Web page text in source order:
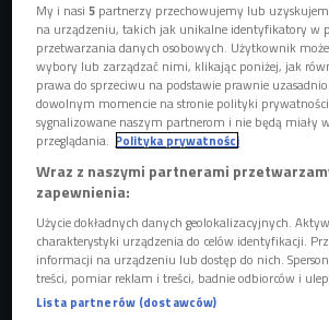
Jerzy Ochnio i Kamil Jasieński Foto: Piotr
- To już 6 lat zabawy, która zamieniła się
hobby. To były najpierw przedwojenne
później kierunek Warszawa - mówi w
Ochnio. Na swoim Instagramie publikuje
zdjęcia przedwojennej stolicy.
My i nasi5 partnerzy przechowujemy lub
na urządzeniu, takich jak unikalne identyfikatory w
przetwarzania danych osobowych. Użytkownik
wybory lub zarządzać nimi, klikając poniżej, jak
prawa do sprzeciwu na podstawie prawnie
dowolnym momencie na stronie polityki
sygnalizowane naszym partnerom i nie będą miały
przeglądania. Polityka prywatności
Wraz z naszymi partnerami
zapewnienia:
Użycie dokładnych danych geolokalizacyjnych.
charakterystyki urządzenia do celów identyfikacji.
informacji na urządzeniu lub dostęp do nich.
treści, pomiar reklam i treści, badnie odbiorców i
Lista partnerów (dostawców)